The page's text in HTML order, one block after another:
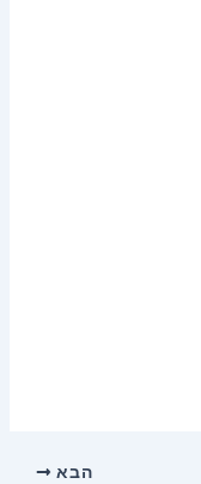
הבא